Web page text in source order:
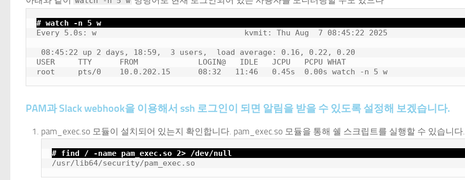
# watch -n 5 w
Every 5.0s: w                                kvmit: Thu Aug  7 08:45:22 2025
08:45:22 up 2 days, 18:59,  3 users,  load average: 0.16, 0.22, 0.20
USER     TTY      FROM             LOGIN@   IDLE   JCPU   PCPU WHAT
PAM과 Slack webhook을 이용해서 ssh 로그인이 되면 알림을 받을 수 있도록 설정해 보겠습니다.
pam_exec.so 모듈이 설치되어 있는지 확인합니다. pam_exec.so 모듈을 통해 쉘 스크립트를 실행할 수 있습니다.
# find / -name pam_exec.so 2> /dev/null